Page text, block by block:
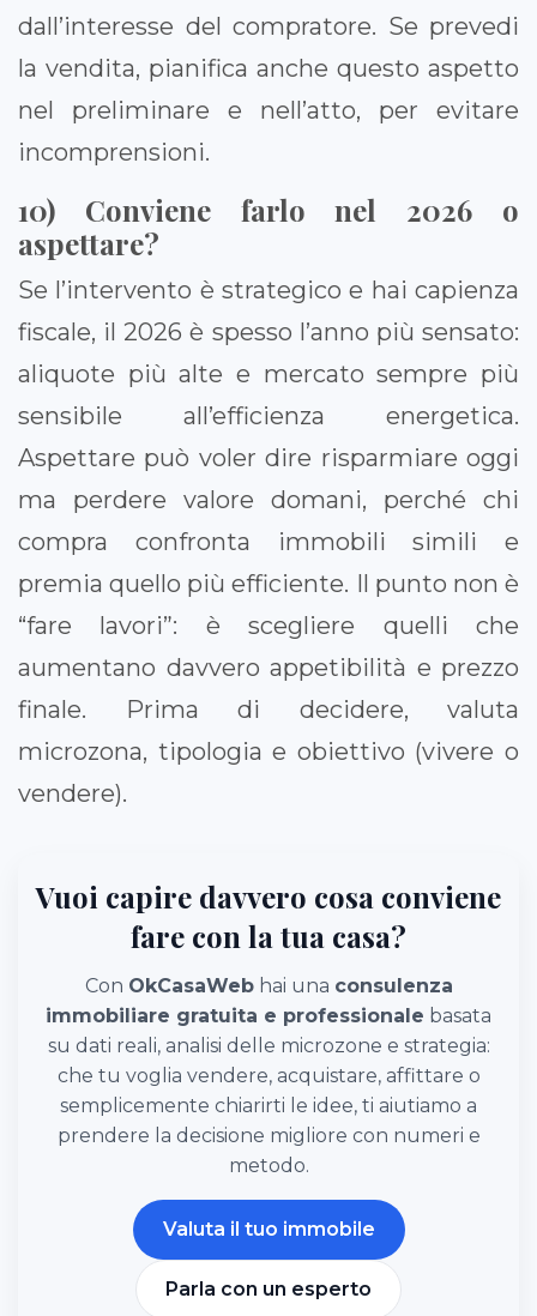
dall’interesse del compratore. Se prevedi
la vendita, pianifica anche questo aspetto
nel preliminare e nell’atto, per evitare
incomprensioni.
10) Conviene farlo nel 2026 o
aspettare?
Se l’intervento è strategico e hai capienza
fiscale, il 2026 è spesso l’anno più sensato:
aliquote più alte e mercato sempre più
sensibile all’efficienza energetica.
Aspettare può voler dire risparmiare oggi
ma perdere valore domani, perché chi
compra confronta immobili simili e
premia quello più efficiente. Il punto non è
“fare lavori”: è scegliere quelli che
aumentano davvero appetibilità e prezzo
finale. Prima di decidere, valuta
microzona, tipologia e obiettivo (vivere o
vendere).
Vuoi capire davvero cosa conviene
fare con la tua casa?
Con OkCasaWebhai una consulenza
immobiliare gratuita e professionale basata
su dati reali, analisi delle microzone e strategia:
che tu voglia vendere, acquistare, affittare o
semplicemente chiarirti le idee, ti aiutiamo a
prendere la decisione migliore con numeri e
metodo.
Valuta il tuo immobile
Parla con un esperto